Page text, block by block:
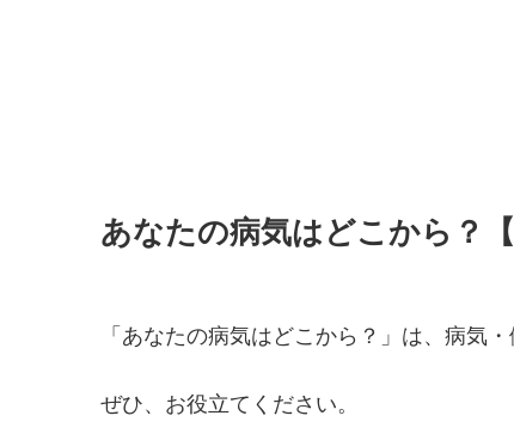
あなたの病気はどこから？【
「あなたの病気はどこから？」は、病気
ぜひ、お役立てください。